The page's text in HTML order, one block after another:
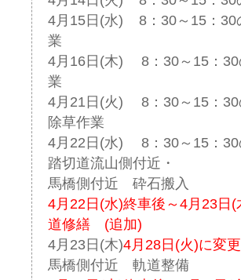
4月15日(水) 8：30～15：
業
4月16日(木) 8：30～15：
業
4月21日(火) 8：30～15：
除草作業
4月22日(水) 8：30～15：
踏切道流山側
馬橋側付近 砕石搬入
4月22日(水)終車後～4月23
道修繕 (追加)
4月23日(木)4月28日(火)に変更
馬橋側付近 軌道整備